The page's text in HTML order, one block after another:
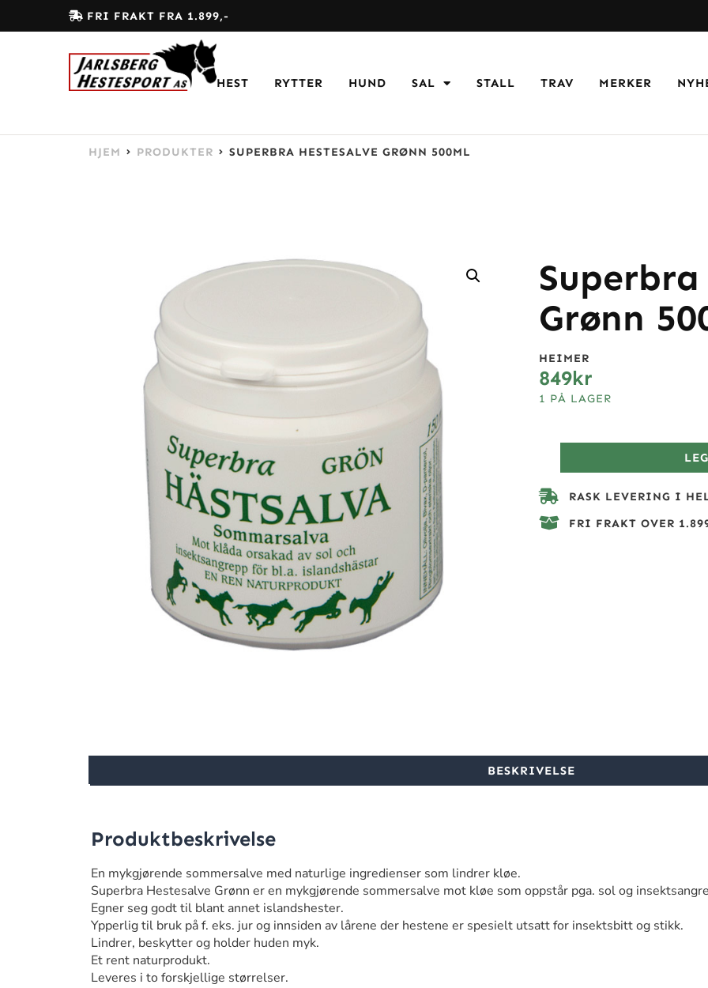
FRI FRAKT FRA 1.899,-
HEST RYTTER HUND SAL STALL TRAV MERKER
HJEM PRODUKTER SUPERBRA HESTESALVE GRØNN 500ML
Grønn
HEIMER
849kr
1 PÅ LAGER
RASK LEVERING I
FRI FRAKT OVER
BESKRIVELSE
Produktbeskrivelse
En mykgjørende sommersalve med naturlige ingredienser som lindrer kløe.
Superbra Hestesalve Grønn er en mykgjørende sommersalve mot kløe som oppstår pga. sol og
Egner seg godt til blant annet islandshester.
Ypperlig til bruk på f. eks. jur og innsiden av lårene der hestene er spesielt utsatt for insektsbitt og stikk.
Lindrer, beskytter og holder huden myk.
Et rent naturprodukt.
Leveres i to forskjellige størrelser.